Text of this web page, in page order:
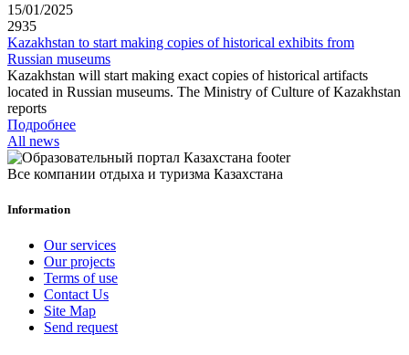
15/01/2025
2935
Kazakhstan to start making copies of historical exhibits from
Russian museums
Kazakhstan will start making exact copies of historical artifacts
located in Russian museums. The Ministry of Culture of Kazakhstan
reports
Подробнее
All news
Все компании отдыха и туризма Казахстана
Information
Our services
Our projects
Terms of use
Contact Us
Site Map
Send request